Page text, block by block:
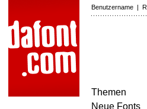
Benutzername |
Themen
Neue Fonts